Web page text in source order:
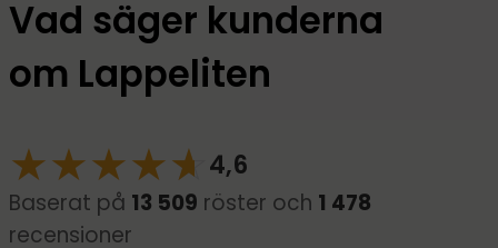
Vad säger kunderna
om Lappeliten
★★★★☆
★ 4,6
Baserat på 13 509 röster och 1 478
recensioner